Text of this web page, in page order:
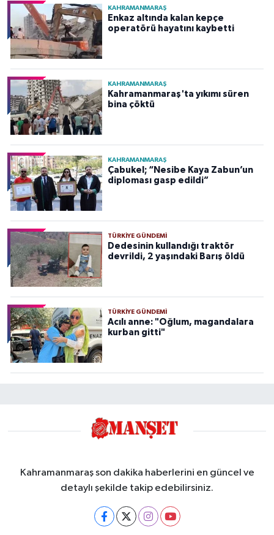
KAHRAMANMARAŞ
Enkaz altında kalan kepçe
operatörü hayatını kaybetti
KAHRAMANMARAŞ
Kahramanmaraş'ta yıkımı süren
bina çöktü
KAHRAMANMARAŞ
Çabukel; “Nesibe Kaya Zabun’un
diploması gasp edildi”
TÜRKIYE GÜNDEMI
Dedesinin kullandığı traktör
devrildi, 2 yaşındaki Barış öldü
TÜRKIYE GÜNDEMI
Acılı anne: "Oğlum, magandalara
kurban gitti"
Kahramanmaraş son dakika haberlerini en güncel ve
detaylı şekilde takip edebilirsiniz.